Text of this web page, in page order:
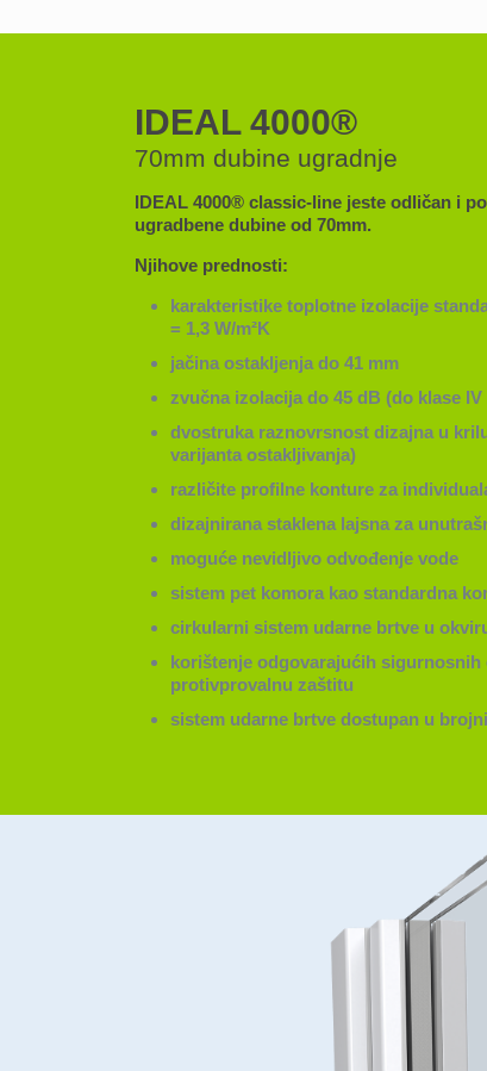
IDEAL 4000®
70mm dubine ugradnje
IDEAL 4000® classic-line jeste odličan i
ugradbene dubine od 70mm.
Njihove prednosti:
karakteristike toplotne izolacije
= 1,3 W/m²K
jačina ostakljenja do 41 mm
zvučna izolacija do 45 dB (do klase
dvostruka raznovrsnost dizajna u
varijanta ostakljivanja)
različite profilne konture za
dizajnirana staklena lajsna za
moguće nevidljivo odvođenje vode
sistem pet komora kao standardna
cirkularni sistem udarne brtve u
korištenje odgovarajućih sigurnosnih
protivprovalnu zaštitu
sistem udarne brtve dostupan u